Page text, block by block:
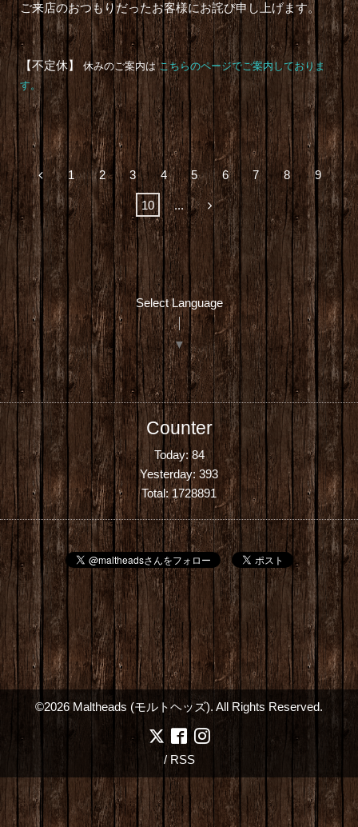
ご来店のおつもりだったお客様にお詫び申し上げます。
【不定休】 休みのご案内はこちらのページでご案内しておりま
す。
1 2 3 4 5 6 7 8 9
10 ...
Select Language
▼
Counter
Today: 84
Yesterday:393
Total:1728891
©2026Maltheads (モルトヘッズ). All Rights Reserved.
/ RSS